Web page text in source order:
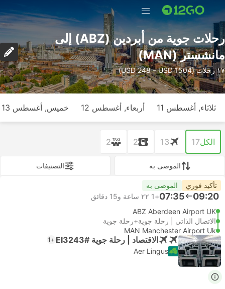
رحلات جوية من أبردين (ABZ) إلى
مانشستر (MAN)
١٧ رحلات (USD 248 – USD 1504)
ثلاثاء, أغسطس 11 أربعاء, أغسطس 12 خميس, أغسطس 13
الكل17
13
2
2
الموصى به التصنيفات
تأكيد فوري الموصى به
09:20
07:35
+1
٢٢ ساعة و‫15 دقائق
ABZ Aberdeen Airport UK
الاتصال الذاتي | رحلة جوية+رحلة جوية
MAN Manchester Airport Uk
الاقتصاد | رحلة جوية #EI3243 +1
Aer Lingus